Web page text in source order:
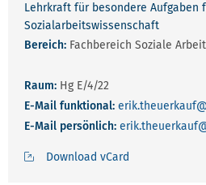
Lehrkraft für besondere Aufgaben
Sozialarbeitswissenschaft
Bereich: Fachbereich Soziale
Raum: Hg E/4/22
E-Mail funktional: erik.theuerkauf
E-Mail persönlich: erik.theuerkauf
Download vCard